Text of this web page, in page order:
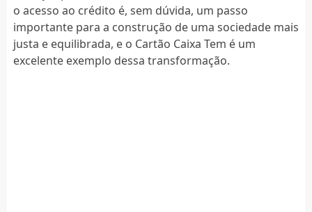
o acesso ao crédito é, sem dúvida, um passo
importante para a construção de uma sociedade mais
justa e equilibrada, e o Cartão Caixa Tem é um
excelente exemplo dessa transformação.